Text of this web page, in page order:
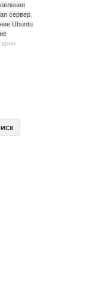
сервер
Ubuntu